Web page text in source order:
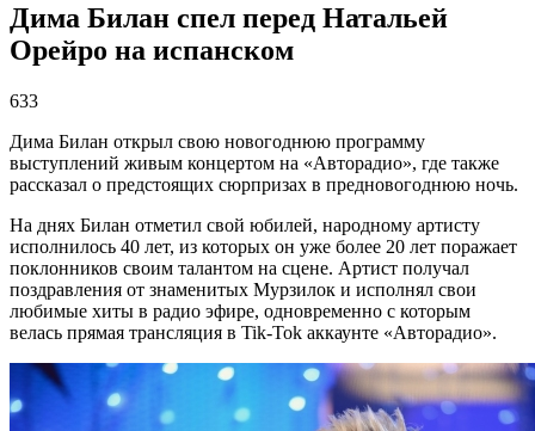
Дима Билан спел перед Натальей
Орейро на испанском
633
Дима Билан открыл свою новогоднюю программу
выступлений живым концертом на «Авторадио», где также
рассказал о предстоящих сюрпризах в предновогоднюю ночь.
На днях Билан отметил свой юбилей, народному артисту
исполнилось 40 лет, из которых он уже более 20 лет поражает
поклонников своим талантом на сцене. Артист получал
поздравления от знаменитых Мурзилок и исполнял свои
любимые хиты в радио эфире, одновременно с которым
велась прямая трансляция в Tik-Tok аккаунте «Авторадио».